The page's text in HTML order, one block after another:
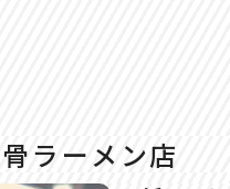
ラーメン店